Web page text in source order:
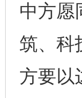
中方愿
筑、科
方要以